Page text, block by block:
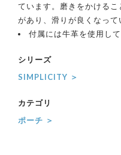
ています。磨きをかける
があり、滑りが良くなって
付属には牛革を使用して
シリーズ
SIMPLICITY ＞
カテゴリ
ポーチ ＞